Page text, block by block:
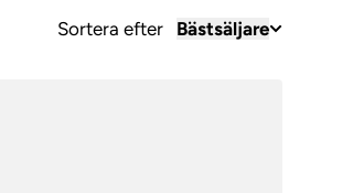
Sortera efter Bästsäljare